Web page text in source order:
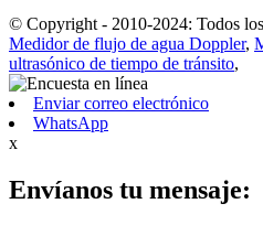
© Copyright - 2010-2024: Todos los
Medidor de flujo de agua Doppler,
ultrasónico de tiempo de tránsito,
Enviar correo electrónico
WhatsApp
x
Envíanos tu mensaje: